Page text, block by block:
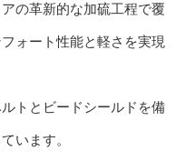
の革新的な加硫工程で覆
ォート性能と軽さを実現
トとビードシールドを備
います。